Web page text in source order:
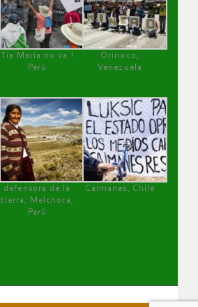
Tía María no va !
Perú
Orinoco,
Venezuela
defensora de la
tierra, Melchora,
Perú
Caimanes, Chile